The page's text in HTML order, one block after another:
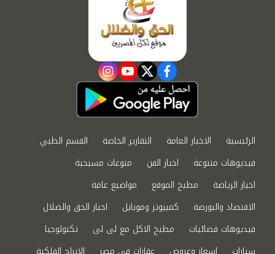
facebook
twitter
youtube
instagram
الرئيسية الاخبار العامة التقارير الخاصة
القسم الطبي
فيديوهات متنوعة
اخبار الفن
منوعات مسيحية
اخبار الرياضة
مطبخ الموقع
مواضيع عامة
الاقتصاد والبورصة
كمبيوتر وموبايل
اخبار الحق والضلال
فيديوهات فضائيات
مطبخ الاكل مع لى لى
تكنولوجيا